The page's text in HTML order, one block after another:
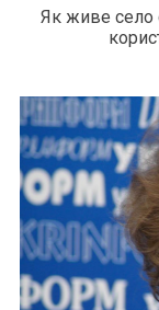
Як живе село